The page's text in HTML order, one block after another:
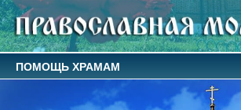
ПОМОЩЬ ХРАМАМ